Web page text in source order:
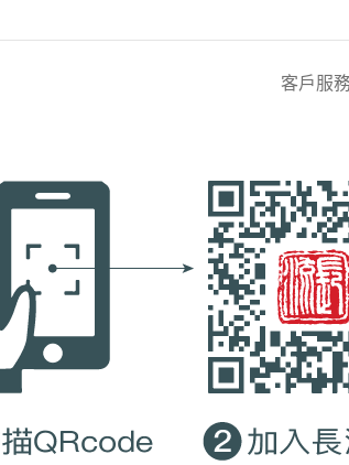
客戶服